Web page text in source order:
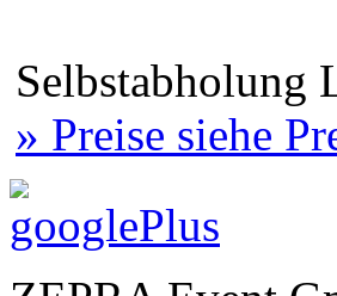
Selbstabholung
» Preise siehe